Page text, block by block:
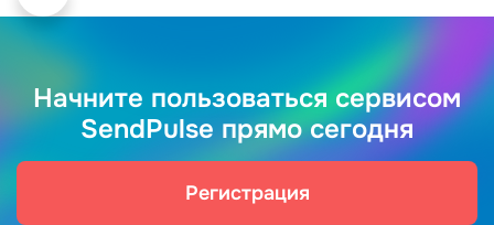
Начните пользоваться сервисом
SendPulse прямо сегодня
Регистрация